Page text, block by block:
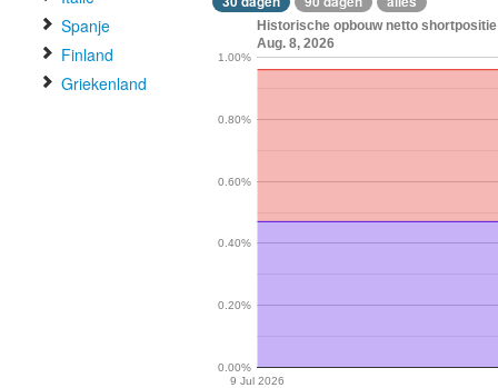
Spanje
Finland
Griekenland
Historische opbouw netto
Aug. 8, 2026
9 Jul 2026
0.00%
0.20%
0.40%
0.60%
0.80%
1.00%